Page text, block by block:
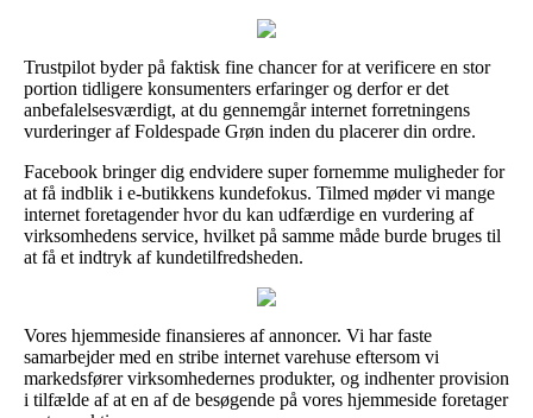
Trustpilot byder på faktisk fine chancer for at verificere en stor
portion tidligere konsumenters erfaringer og derfor er det
anbefalelsesværdigt, at du gennemgår internet forretningens
vurderinger af Foldespade Grøn inden du placerer din ordre.
Facebook bringer dig endvidere super fornemme muligheder for
at få indblik i e-butikkens kundefokus. Tilmed møder vi mange
internet foretagender hvor du kan udfærdige en vurdering af
virksomhedens service, hvilket på samme måde burde bruges til
at få et indtryk af kundetilfredsheden.
Vores hjemmeside finansieres af annoncer. Vi har faste
samarbejder med en stribe internet varehuse eftersom vi
markedsfører virksomhedernes produkter, og indhenter provision
i tilfælde af at en af de besøgende på vores hjemmeside foretager